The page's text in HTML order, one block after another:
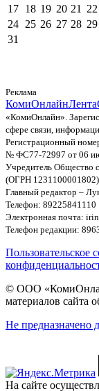
17 18 19 20 21 22
24 25 26 27 28 29
31
Реклама
КомиОнлайнЛента
«КомиОнлайн».
сфере связи,
Регистрационный
№ ФС77-72997 от 06
Учредитель Общество
(ОГРН 1231100001802)
Главный редактор –
Телефон: 89225841110
Электронная почта:
Телефон редакции:
Пользовательское
© ООО
материалов сайта
Не предназначено
На сайте